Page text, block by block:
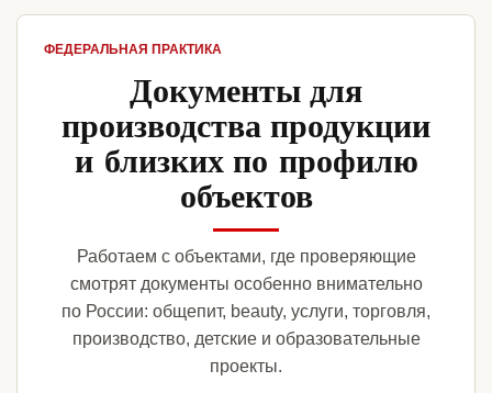
ФЕДЕРАЛЬНАЯ ПРАКТИКА
Документы для
производства продукции
и близких по профилю
объектов
Работаем с объектами, где проверяющие
смотрят документы особенно внимательно
по России: общепит, beauty, услуги, торговля,
производство, детские и образовательные
проекты.